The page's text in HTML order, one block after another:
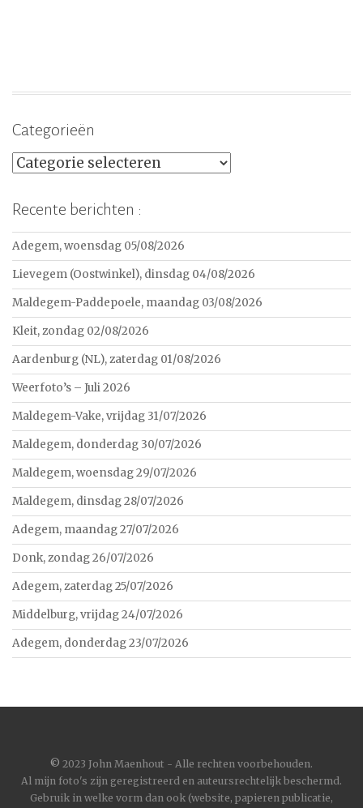
Categorieën
Categorieën
Recente berichten :
Adegem, woensdag 05/08/2026
Lievegem (Oostwinkel), dinsdag 04/08/2026
Maldegem-Paddepoele, maandag 03/08/2026
Kleit, zondag 02/08/2026
Aardenburg (NL), zaterdag 01/08/2026
Weerfoto’s – Juli 2026
Maldegem-Vake, vrijdag 31/07/2026
Maldegem, donderdag 30/07/2026
Maldegem, woensdag 29/07/2026
Maldegem, dinsdag 28/07/2026
Adegem, maandag 27/07/2026
Donk, zondag 26/07/2026
Adegem, zaterdag 25/07/2026
Middelburg, vrijdag 24/07/2026
Adegem, donderdag 23/07/2026
© 2023 John Maenhout - Alle rechten voorbehouden.
Al mijn foto's zijn geregistreerd en auteursrechtelijk beschermd.
Gebruik in welke vorm dan ook (website, papieren publicatie,